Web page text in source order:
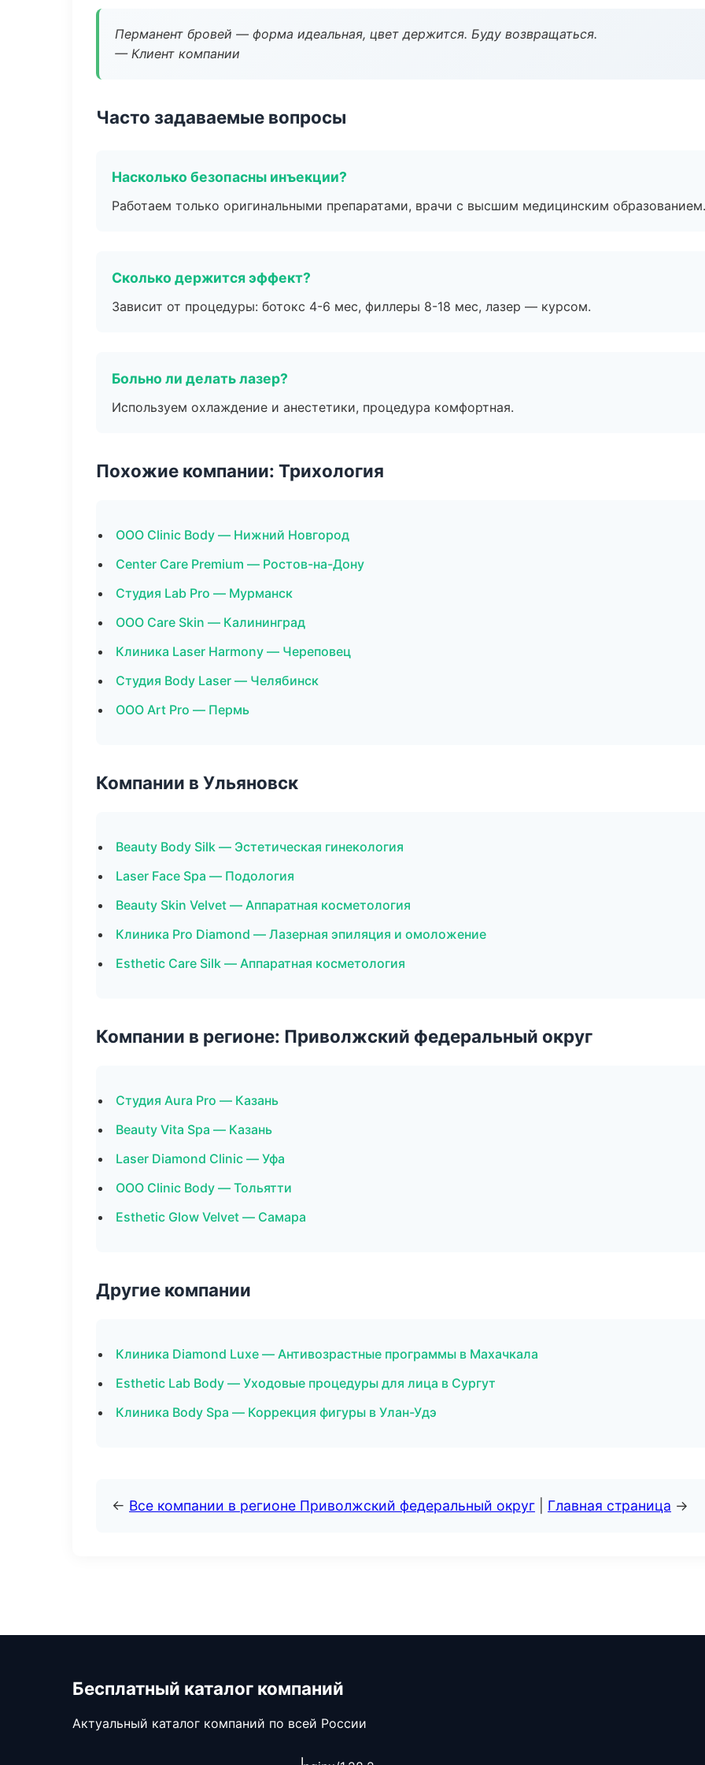
Перманент бровей — форма идеальная, цвет держится. Буду возвращаться.
— Клиент компании
Часто задаваемые вопросы
Насколько безопасны инъекции?
Работаем только оригинальными препаратами, врачи с высшим медицинским образованием.
Сколько держится эффект?
Зависит от процедуры: ботокс 4-6 мес, филлеры 8-18 мес, лазер — курсом.
Больно ли делать лазер?
Используем охлаждение и анестетики, процедура комфортная.
Похожие компании: Трихология
ООО Clinic Body — Нижний Новгород
Center Care Premium — Ростов-на-Дону
Студия Lab Pro — Мурманск
ООО Care Skin — Калининград
Клиника Laser Harmony — Череповец
Студия Body Laser — Челябинск
ООО Art Pro — Пермь
Компании в Ульяновск
Beauty Body Silk — Эстетическая гинекология
Laser Face Spa — Подология
Beauty Skin Velvet — Аппаратная косметология
Клиника Pro Diamond — Лазерная эпиляция и омоложение
Esthetic Care Silk — Аппаратная косметология
Компании в регионе: Приволжский федеральный округ
Студия Aura Pro — Казань
Beauty Vita Spa — Казань
Laser Diamond Clinic — Уфа
ООО Clinic Body — Тольятти
Esthetic Glow Velvet — Самара
Другие компании
Клиника Diamond Luxe — Антивозрастные программы в Махачкала
Esthetic Lab Body — Уходовые процедуры для лица в Сургут
Клиника Body Spa — Коррекция фигуры в Улан-Удэ
← Все компании в регионе Приволжский федеральный округ Главная страница →
Бесплатный каталог компаний
Актуальный каталог компаний по всей России